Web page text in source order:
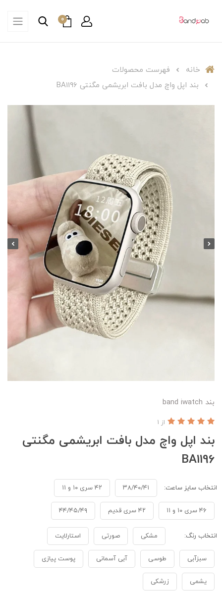
0
خانه
فهرست محصولات
بند اپل واچ مدل بافت ابریشمی مگنتی BA1196
بند band iwatch
بند اپل واچ مدل بافت ابریشمی مگنتی
BA1196
از 1
انتخاب سایز ساعت: ۳۸/۴۰/۴۱ ۴۲ سری ۱۰ و ۱۱
۴۶ سری ۱۰ و ۱۱ ۴۲ سری قدیم ۴۴/۴۵/۴۹
انتخاب رنگ: مشکی صورتی استارلایت
سبزآبی طوسی آبی آسمانی پوست پیازی
یشمی زرشکی